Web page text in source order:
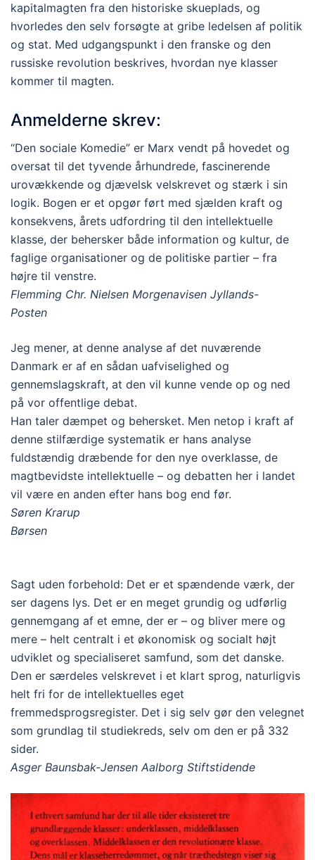
kapitalmagten fra den historiske skueplads, og
hvorledes den selv forsøgte at gribe ledelsen af politik
og stat. Med udgangspunkt i den franske og den
russiske revolution beskrives, hvordan nye klasser
kommer til magten.
Anmelderne skrev:
“Den sociale Komedie” er Marx vendt på hovedet og
oversat til det tyvende århundrede, fascinerende
urovækkende og djævelsk velskrevet og stærk i sin
logik. Bogen er et opgør ført med sjælden kraft og
konsekvens, årets udfordring til den intellektuelle
klasse, der behersker både information og kultur, de
faglige organisationer og de politiske partier – fra
højre til venstre.
Flemming Chr. Nielsen Morgenavisen Jyllands-
Posten
Jeg mener, at denne analyse af det nuværende
Danmark er af en sådan uafviselighed og
gennemslagskraft, at den vil kunne vende op og ned
på vor offentlige debat.
Han taler dæmpet og behersket. Men netop i kraft af
denne stilfærdige systematik er hans analyse
fuldstændig dræbende for den nye overklasse, de
magtbevidste intellektuelle – og debatten her i landet
vil være en anden efter hans bog end før.
Søren Krarup
Sagt uden forbehold: Det er et spændende værk, der
ser dagens lys. Det er en meget grundig og udførlig
gennemgang af et emne, der er – og bliver mere og
mere – helt centralt i et økonomisk og socialt højt
udviklet og specialiseret samfund, som det danske.
Den er særdeles velskrevet i et klart sprog, naturligvis
helt fri for de intellektuelles eget
fremmedsprogsregister. Det i sig selv gør den velegnet
som grundlag til studiekreds, selv om den er på 332
sider.
Asger Baunsbak-Jensen Aalborg Stiftstidende